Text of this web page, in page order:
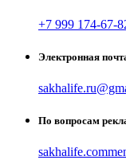
+7 999 174-67-
Электронная
По вопросам